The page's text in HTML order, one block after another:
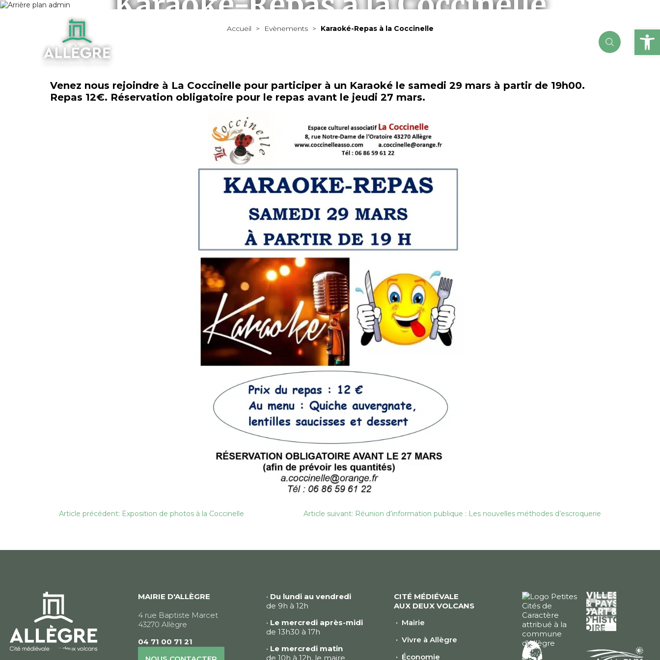
Accueil > Evènements > Karaoké-Repas à la Coccinelle
Venez nous rejoindre à La Coccinelle pour participer à un Karaoké le samedi 29 mars à partir de 19h00.
Repas 12€. Réservation obligatoire pour le repas avant le jeudi 27 mars.
Navigation
l’article
Article précédent: Exposition de photos à la Coccinelle Article suivant: Réunion d’information publique : Les nouvelles méthodes d’escroquerie
MAIRIE D'ALLÈGRE
4 rue Baptiste Marcet
43270 Allègre
04 71 00 71 21
• Du lundi au vendredi
de 9h à 12h
• Le mercredi après-midi
de 13h30 à 17h
• Le mercredi matin
de 10h à 12h, le maire
CITÉ MÉDIÉVALE
AUX DEUX VOLCANS
Mairie
Vivre à Allègre
Économie